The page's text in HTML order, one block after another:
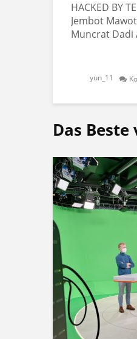
HACKED BY
Jembot
Muncrat Dadi
yun_11
Das